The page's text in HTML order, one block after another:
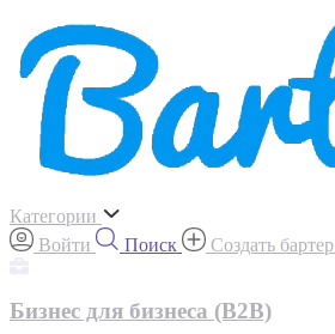
Категории
Войти
Поиск Создать бартер
Бизнес для бизнеса (B2B)